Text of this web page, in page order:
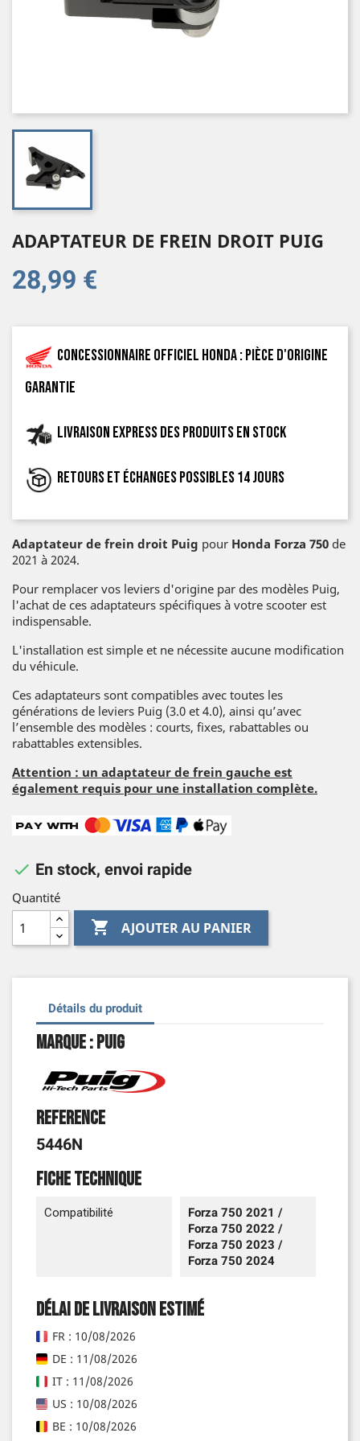
ADAPTATEUR DE FREIN DROIT PUIG
28,99 €
Concessionnaire officiel Honda : pièce d'origine
garantie
Livraison express des produits en stock
Retours et échanges possibles 14 jours
Adaptateur de frein droit Puig pour Honda Forza 750 de
2021 à 2024.
Pour remplacer vos leviers d'origine par des modèles Puig,
l'achat de ces adaptateurs spécifiques à votre scooter est
indispensable.
L'installation est simple et ne nécessite aucune modification
du véhicule.
Ces adaptateurs sont compatibles avec toutes les
générations de leviers Puig (3.0 et 4.0), ainsi qu’avec
l’ensemble des modèles : courts, fixes, rabattables ou
rabattables extensibles.
Attention : un adaptateur de frein gauche est
également requis pour une installation complète.
 En stock, envoi rapide
Quantité
 AJOUTER AU PANIER
Détails du produit
Marque : Puig
Reference
5446N
Fiche technique
Compatibilité
Forza 750 2021 /
Forza 750 2022 /
Forza 750 2023 /
Forza 750 2024
Délai de livraison estimé
FR : 10/08/2026
DE : 11/08/2026
IT : 11/08/2026
US : 10/08/2026
BE : 10/08/2026